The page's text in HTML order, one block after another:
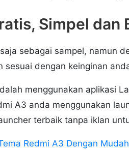
Simpel dan
sebagai sampel, namun
sesuai dengan keinginan
menggunakan aplikasi
A3 anda menggunakan
terbaik tanpa iklan
Redmi A3 Dengan Mudah